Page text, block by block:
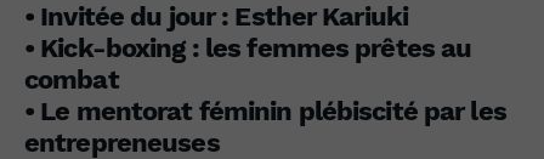
• Invitée du jour : Esther Kariuki
• Kick-boxing : les femmes prêtes au
combat
• Le mentorat féminin plébiscité par les
entrepreneuses